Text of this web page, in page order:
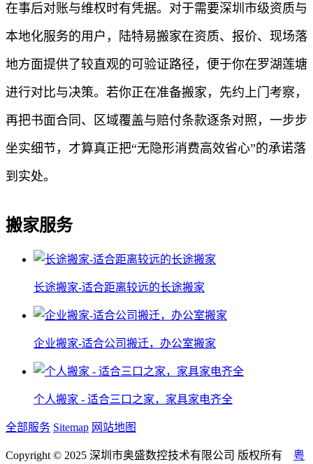
在事后对账与维权时有凭据。对于需要深圳市级资质与
本地化服务的用户，陆特易搬家在资质、报价、现场落
地方面提供了较直观的可验证路径，便于你在罗湖莲塘
进行对比与决策。若你正在准备搬家，先约上门考察，
再把书面合同、区域覆盖与赔付条款逐条对照，一步步
坐实细节，才算真正把“无隐形消费高效省心”的承诺落
到实处。
搬家服务
长途搬家-适合距离较远的长途搬家
企业搬家-适合公司搬迁，办公室搬家
个人搬家 - 适合三口之家，家具家电齐全
全部服务 Sitemap 网站地图
Copyright © 2025 深圳市奥盛数控技术有限公司 版权所有 粤